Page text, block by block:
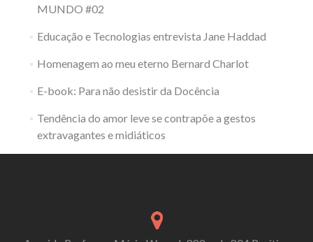
MUNDO #02
Educação e Tecnologias entrevista Jane Haddad
Homenagem ao meu eterno Bernard Charlot
E-book: Para não desistir da Docência
Tendência do amor leve se contrapõe a gestos
extravagantes e midiáticos